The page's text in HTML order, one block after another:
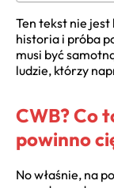
Ten tekst nie
historia i próba
musi być
ludzie, którzy
CWB? Co
powinno
No właśnie, na